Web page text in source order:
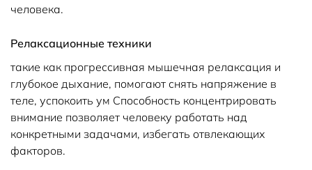
человека.
Релаксационные техники
такие как прогрессивная мышечная релаксация и
глубокое дыхание, помогают снять напряжение в
теле, успокоить ум Способность концентрировать
внимание позволяет человеку работать над
конкретными задачами, избегать отвлекающих
факторов.